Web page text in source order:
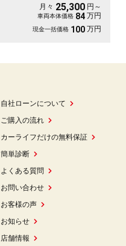
月々 25,300 円～
車両本体価格 84 万円
現金一括価格 100 万円
自社ローンについて
ご購入の流れ
カーライフだけの無料保証
簡単診断
よくある質問
お問い合わせ
お客様の声
お知らせ
店舗情報